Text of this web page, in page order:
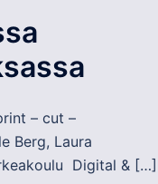
– cut –
Berg, Laura
Digital & […]